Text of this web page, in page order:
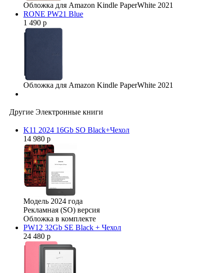
Обложка для Amazon Kindle PaperWhite 2021
RONE PW21 Blue
1 490 р
Обложка для Amazon Kindle PaperWhite 2021
Другие Электронные книги
K11 2024 16Gb SO Black+Чехол
14 980 р
Модель 2024 года
Рекламная (SO) версия
Обложка в комплекте
PW12 32Gb SE Black + Чехол
24 480 р